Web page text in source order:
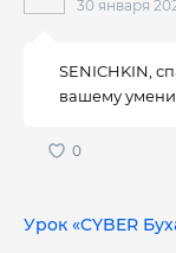
30 января
SENICHKIN,
вашему
Урок «CYBER